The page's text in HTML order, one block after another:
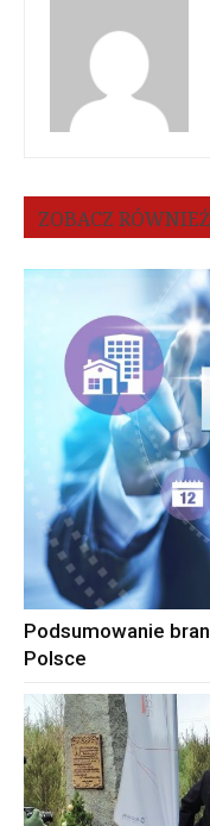
ZOBACZ RÓWNIEŻ
Podsumowanie
Polsce